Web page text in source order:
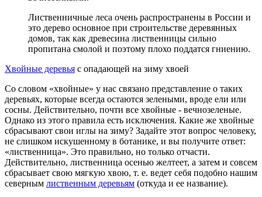
Лиственничные леса очень распространены в России и
это дерево основное при строительстве деревянных
домов, так как древесина лиственницы сильно
пропитана смолой и поэтому плохо поддатся гниению.
Хвойные деревья с опадающей на зиму хвоей
Со словом «хвойные» у нас связано представление о таких
деревьях, которые всегда остаются зелеными, вроде ели или
сосны. Действительно, почти все хвойные - вечнозеленые.
Однако из этого правила есть исключения. Какие же хвойные
сбрасывают свои иглы на зиму? Задайте этот вопрос человеку,
не слишком искушенному в ботанике, и вы получите ответ:
«лиственница». Это правильно, но только отчасти.
Действительно, лиственница осенью желтеет, а затем и совсем
сбрасывает свою мягкую хвою, т. е. ведет себя подобно нашим
северным лиственным деревьям (откуда и ее название).